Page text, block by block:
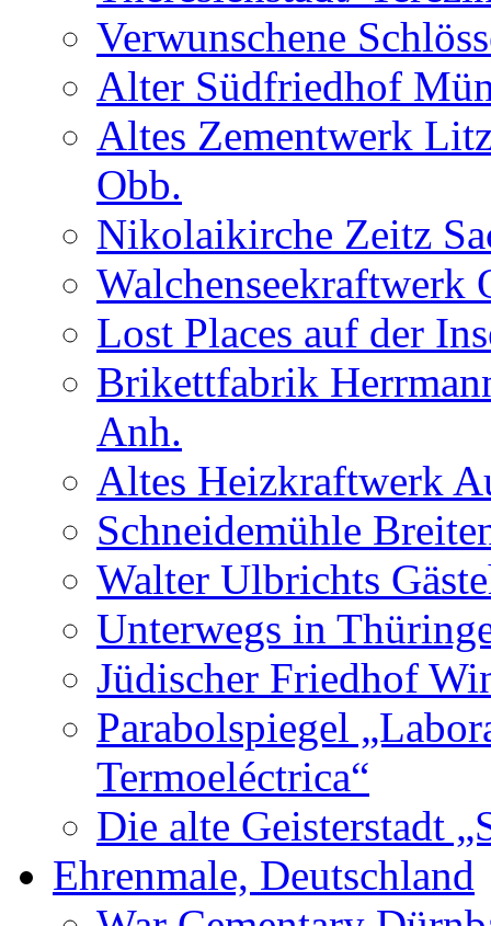
Verwunschene
Alter Südfriedhof
Altes Zementwerk
Obb.
Nikolaikirche Zeitz
Walchenseekraftwerk
Lost Places auf der
Brikettfabrik
Anh.
Altes Heizkraftwerk
Schneidemühle
Walter Ulbrichts
Unterwegs in
Jüdischer Friedhof
Parabolspiegel
Termoeléctrica“
Die alte Geisterstadt
Ehrenmale, Deutschland